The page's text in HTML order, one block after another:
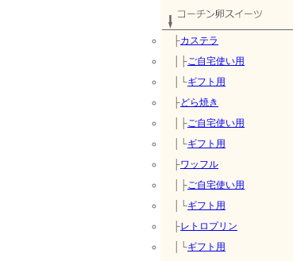
├カステラ
│├ご自宅使い用
│└ギフト用
├どら焼き
│├ご自宅使い用
│└ギフト用
├ワッフル
│├ご自宅使い用
│└ギフト用
├レトロプリン
│└ギフト用